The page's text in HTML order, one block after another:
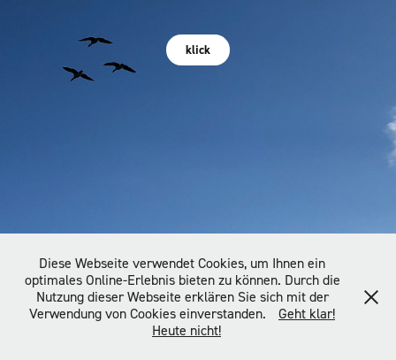
klick
Diese Webseite verwendet Cookies, um Ihnen ein
optimales Online-Erlebnis bieten zu können. Durch die
Nutzung dieser Webseite erklären Sie sich mit der
Verwendung von Cookies einverstanden.
Geht klar!
Heute nicht!